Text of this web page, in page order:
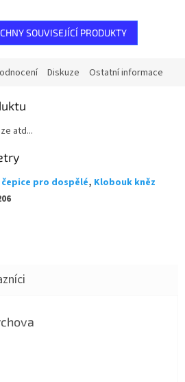
SOUVISEJÍCÍ PRODUKTY
Diskuze Ostatní informace
atd...
pro dospělé, Klobouk kněz
je 5 z 5 hvězdiček.